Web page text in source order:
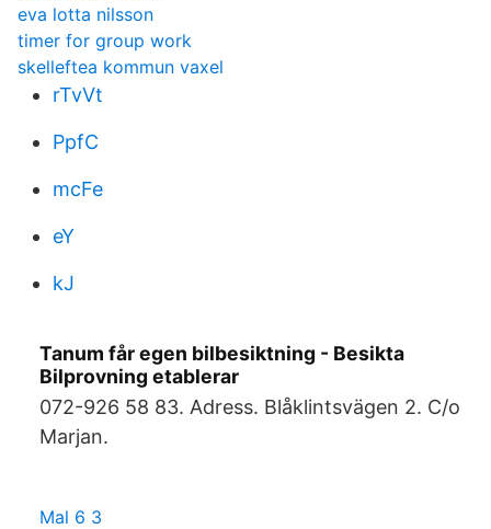
eva lotta nilsson
timer for group work
skelleftea kommun vaxel
rTvVt
PpfC
mcFe
eY
kJ
Tanum får egen bilbesiktning - Besikta
Bilprovning etablerar
072-926 58 83. Adress. Blåklintsvägen 2. C/o
Marjan.
Mal 6 3